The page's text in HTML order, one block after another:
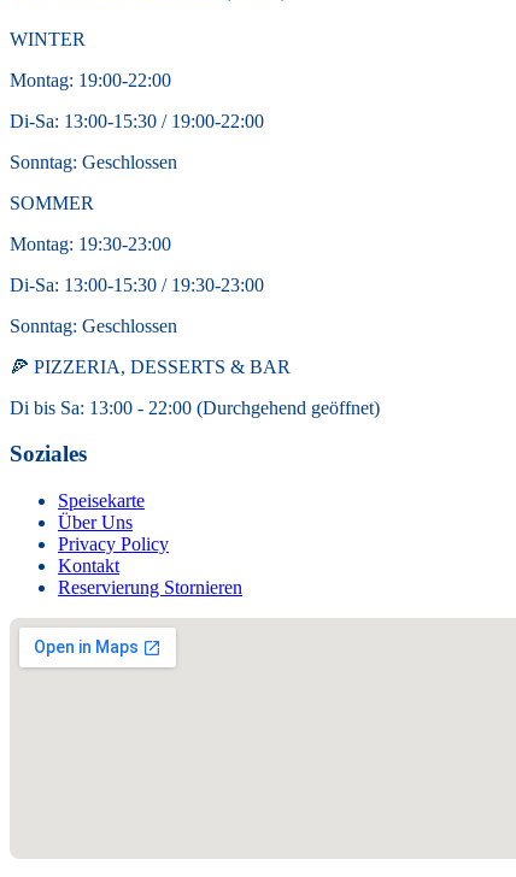
WINTER
Montag: 19:00-22:00
Di-Sa: 13:00-15:30 / 19:00-22:00
Sonntag: Geschlossen
SOMMER
Montag: 19:30-23:00
Di-Sa: 13:00-15:30 / 19:30-23:00
Sonntag: Geschlossen
🍕 PIZZERIA, DESSERTS & BAR
Di bis Sa: 13:00 - 22:00 (Durchgehend geöffnet)
Soziales
Speisekarte
Über Uns
Privacy Policy
Kontakt
Reservierung Stornieren